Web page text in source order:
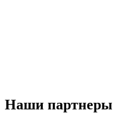
Наши партнеры